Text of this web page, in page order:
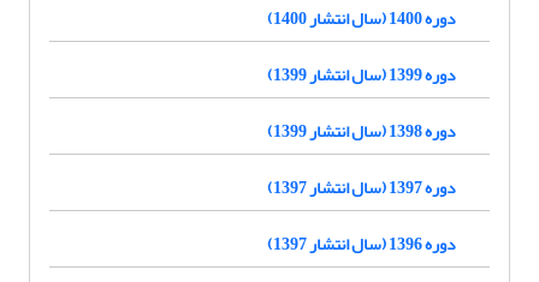
دوره 1400 (سال انتشار 1400)
دوره 1399 (سال انتشار 1399)
دوره 1398 (سال انتشار 1399)
دوره 1397 (سال انتشار 1397)
دوره 1396 (سال انتشار 1397)